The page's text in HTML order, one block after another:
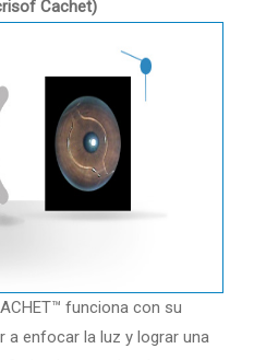
Cachet)
funciona con su
a enfocar la luz y lograr una